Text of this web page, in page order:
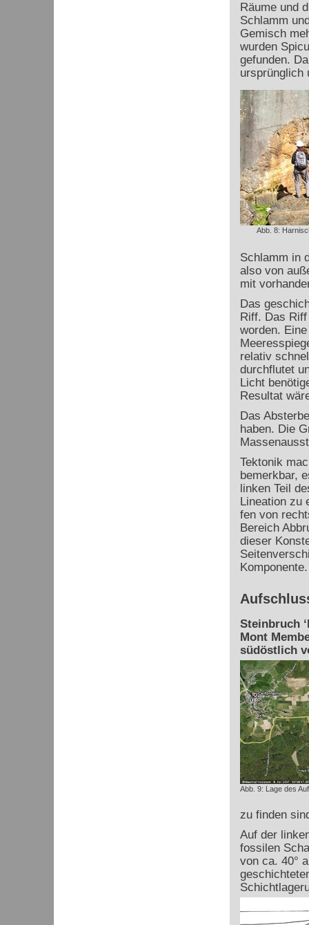
Räume und
Schlamm
Gemisch
wurden
gefunden.
ursprünglich
Abb. 8:
Schlamm in
also von
mit
Das
Riff. Das
worden.
relativ
durchflutet
Licht
Resultat
Das
haben. Die
Tektonik
bemerkbar,
linken Teil
Lineation zu
fen von
Bereich
dieser
Komponente.
Steinbruch
Mont
südöstlich
Abb. 9: Lage des
zu finden
Auf der
fossilen
von ca. 40°